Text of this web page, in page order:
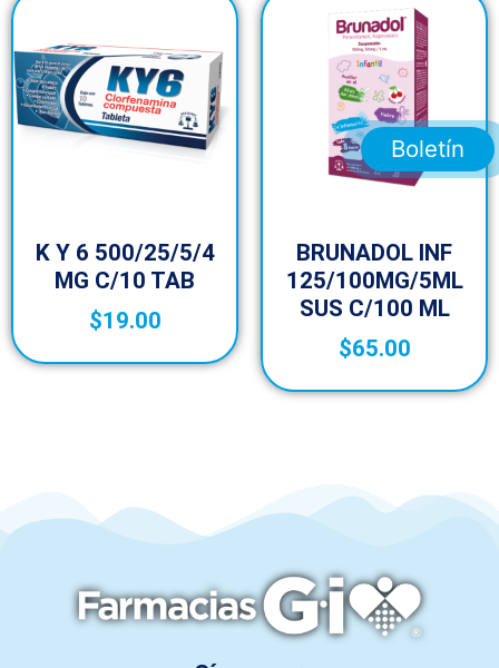
K Y 6 500/25/5/4
MG C/10 TAB
$19.00
BRUNADOL INF
125/100MG/5ML
SUS C/100 ML
$65.00
Boletín